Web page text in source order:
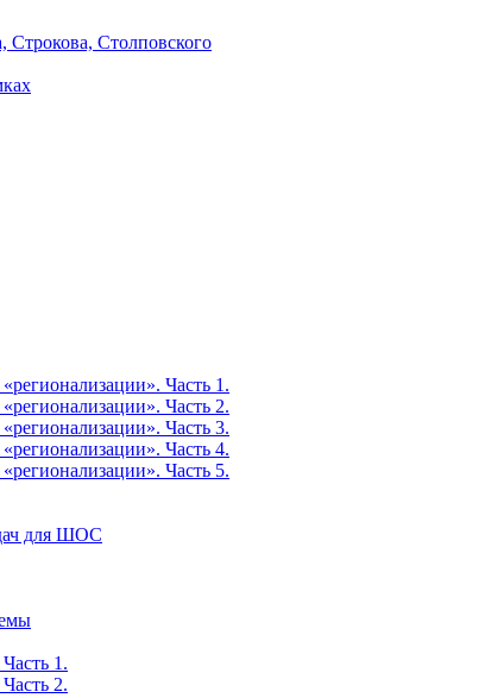
Строкова, Столповского
Часть 1.
Часть 2.
Часть 3.
Часть 4.
Часть 5.
для ШОС
1.
2.